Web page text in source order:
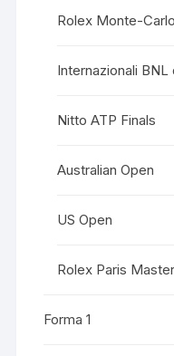
Rolex Monte-
Internazionali BNL
Nitto ATP Finals
Australian Open
US Open
Rolex Paris
Forma 1